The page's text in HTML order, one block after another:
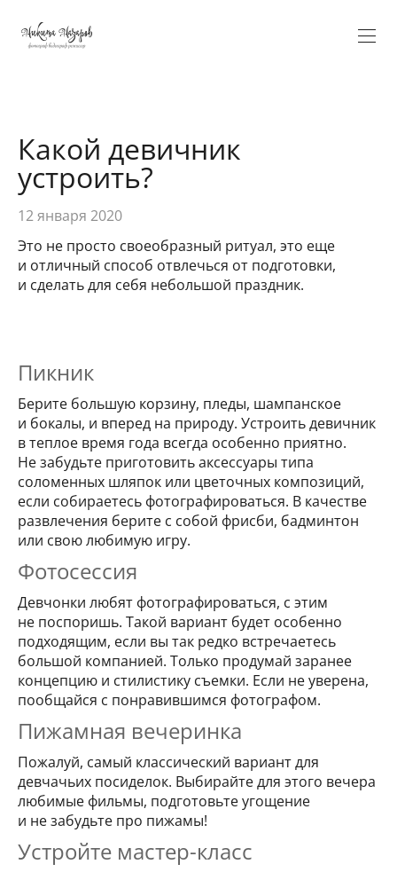
Verification: 5584fa100ee17ae9
Какой девичник
устроить?
12 января 2020
Это не просто своеобразный ритуал, это еще
и отличный способ отвлечься от подготовки,
и сделать для себя небольшой праздник.
Пикник
Берите большую корзину, пледы, шампанское
и бокалы, и вперед на природу. Устроить девичник
в теплое время года всегда особенно приятно.
Не забудьте приготовить аксессуары типа
соломенных шляпок или цветочных композиций,
если собираетесь фотографироваться. В качестве
развлечения берите с собой фрисби, бадминтон
или свою любимую игру.
Фотосессия
Девчонки любят фотографироваться, с этим
не поспоришь. Такой вариант будет особенно
подходящим, если вы так редко встречаетесь
большой компанией. Только продумай заранее
концепцию и стилистику съемки. Если не уверена,
пообщайся с понравившимся фотографом.
Пижамная вечеринка
Пожалуй, самый классический вариант для
девчачьих посиделок. Выбирайте для этого вечера
любимые фильмы, подготовьте угощение
и не забудьте про пижамы!
Устройте мастер-класс